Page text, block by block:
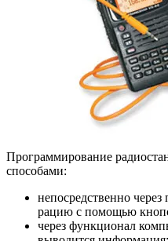
Программирование
способами:
непосредственно
рацию с помощью
через функционал